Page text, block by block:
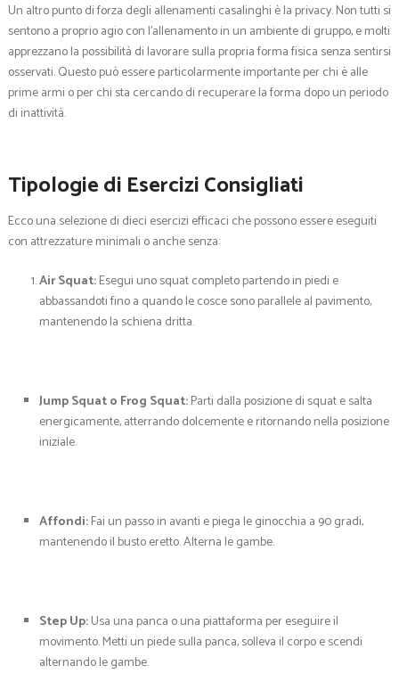
Un altro punto di forza degli allenamenti casalinghi è la privacy. Non tutti si
sentono a proprio agio con l’allenamento in un ambiente di gruppo, e molti
apprezzano la possibilità di lavorare sulla propria forma fisica senza sentirsi
osservati. Questo può essere particolarmente importante per chi è alle
prime armi o per chi sta cercando di recuperare la forma dopo un periodo
di inattività.
Tipologie di Esercizi Consigliati
Ecco una selezione di dieci esercizi efficaci che possono essere eseguiti
con attrezzature minimali o anche senza:
Air Squat:Esegui uno squat completo partendo in piedi e
abbassandoti fino a quando le cosce sono parallele al pavimento,
mantenendo la schiena dritta.
Jump Squat o Frog Squat:Parti dalla posizione di squat e salta
energicamente, atterrando dolcemente e ritornando nella posizione
iniziale.
Affondi:Fai un passo in avanti e piega le ginocchia a 90 gradi,
mantenendo il busto eretto. Alterna le gambe.
Step Up:Usa una panca o una piattaforma per eseguire il
movimento. Metti un piede sulla panca, solleva il corpo e scendi
alternando le gambe.